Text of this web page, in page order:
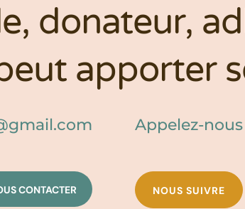
donateur,
apporter
Appelez-
CONTACTER NOUS SUIVRE